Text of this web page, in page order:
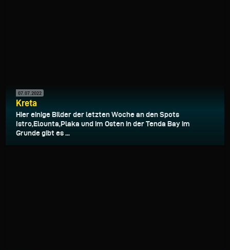
07.07.2022
Kreta
Hier einige Bilder der letzten Woche an den Spots
Istro,Elounta,Plaka und im Osten in der Tenda Bay im
Grunde gibt es ...